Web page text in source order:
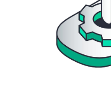
今す